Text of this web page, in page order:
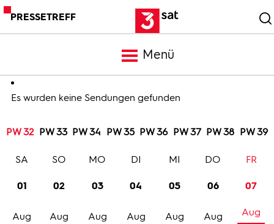
PRESSETREFF
Menü
Meldungen
Programm
Trailer
Es wurden keine Sendungen gefunden
PW 32 PW 33 PW 34 PW 35 PW 36 PW 37 PW 38 PW 39
01
Aug
SA
02
Aug
SO
03
Aug
MO
04
Aug
DI
05
Aug
MI
06
Aug
DO
07
Aug
FR